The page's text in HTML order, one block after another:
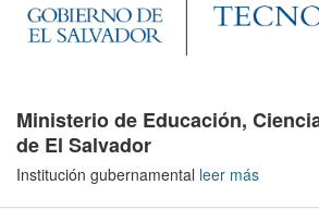
Ministerio de Educación,
de El Salvador
Institución gubernamental leer más